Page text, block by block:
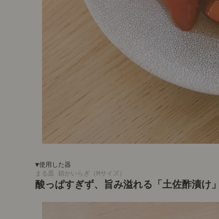
▼使用した器
まる皿 錆かいらぎ（Mサイズ）
酸っぱすぎず、旨み溢れる「土佐酢漬け